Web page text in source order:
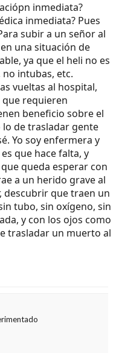
inmediata?
inmediata? Pues
subir a un señor al
una situación de
ya que el heli no es
no intubas, etc.
vueltas al hospital,
requieren
beneficio sobre el
de trasladar gente
Yo soy enfermera y
que hace falta, y
queda esperar con
a un herido grave al
descubrir que traen un
tubo, sin oxígeno, sin
y con los ojos como
trasladar un muerto al